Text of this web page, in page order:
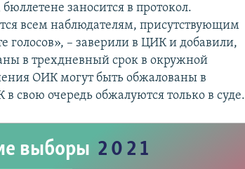
заносится в протокол.
всем наблюдателям, присутствующим
голосов», – заверили в ЦИК и добавили,
в трехдневный срок в окружной
ОИК могут быть обжалованы в
свою очередь обжалуются только в суде.
выборы 2021